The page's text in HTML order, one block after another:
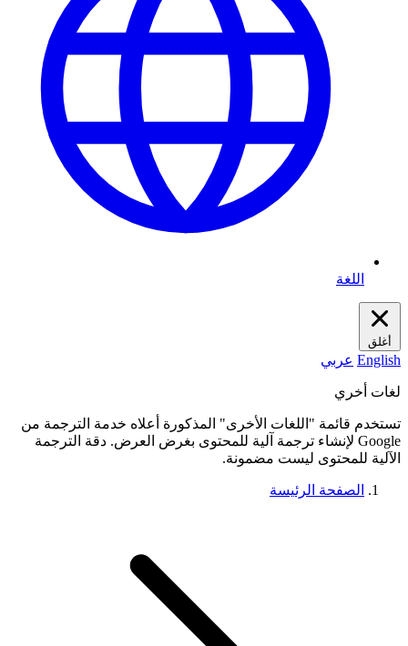
اللغة
أغلق
English عربي
لغات أخري
تستخدم قائمة "اللغات الأخرى" المذكورة أعلاه خدمة الترجمة من
Google لإنشاء ترجمة آلية للمحتوى بغرض العرض. دقة الترجمة
الآلية للمحتوى ليست مضمونة.
الصفحة الرئيسة